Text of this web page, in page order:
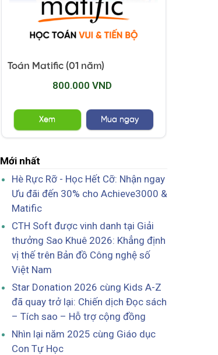
Toán Matific (01 năm)
800.000 VND
Xem Mua ngay
Mới nhất
Hè Rực Rỡ - Học Hết Cỡ: Nhận ngay
Ưu đãi đến 30% cho Achieve3000 &
Matific
CTH Soft được vinh danh tại Giải
thưởng Sao Khuê 2026: Khẳng định
vị thế trên Bản đồ Công nghệ số
Việt Nam
Star Donation 2026 cùng Kids A-Z
đã quay trở lại: Chiến dịch Đọc sách
– Tích sao – Hỗ trợ cộng đồng
Nhìn lại năm 2025 cùng Giáo dục
Con Tự Học